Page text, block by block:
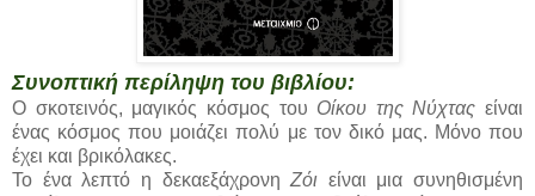
Συνοπτική περίληψη του βιβλίου:
Ο σκοτεινός, μαγικός κόσμος του Οίκου της Νύχτας είναι
ένας κόσμος που μοιάζει πολύ με τον δικό μας. Μόνο που
έχει και βρικόλακες.
Το ένα λεπτό η δεκαεξάχρονη Ζόι είναι μια συνηθισμένη